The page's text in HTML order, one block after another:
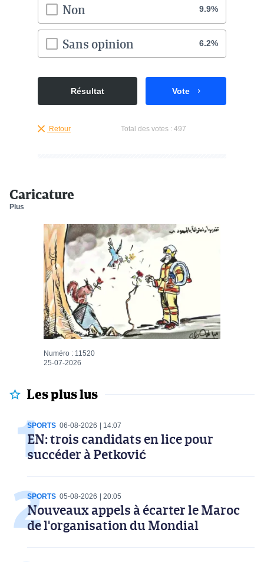
Non 9.9%
Sans opinion 6.2%
Résultat Vote
Retour Total des votes : 497
Caricature
Plus
Numéro : 11520
25-07-2026
Les plus lus
SPORTS 06-08-2026 14:07
EN: trois candidats en lice pour
succéder à Petković
SPORTS 05-08-2026 20:05
Nouveaux appels à écarter le Maroc
de l'organisation du Mondial